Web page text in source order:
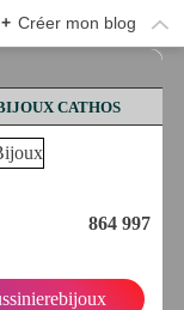
+ Créer mon blog
CATHOS
864 997